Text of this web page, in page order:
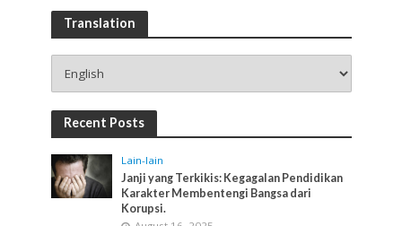
Translation
Recent Posts
Lain-lain
Janji yang Terkikis: Kegagalan Pendidikan
Karakter Membentengi Bangsa dari
Korupsi.